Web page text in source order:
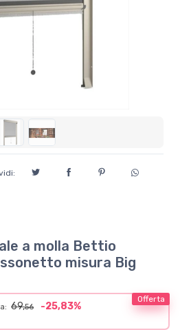
a molla Bettio
misura Big
Offerta
69,56 -25,83%